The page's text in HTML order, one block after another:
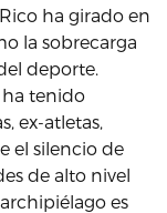
ha girado en
la sobrecarga
deporte.
ha tenido
ex-atletas,
el silencio de
de alto nivel
es